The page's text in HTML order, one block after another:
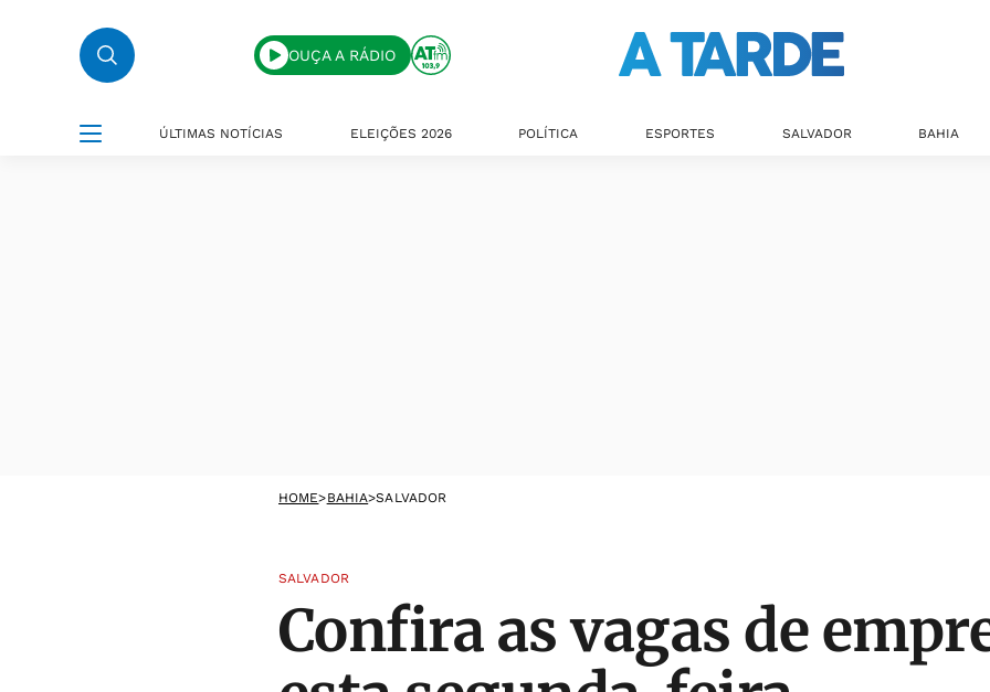
OUÇA A RÁDIO
ÚLTIMAS NOTÍCIAS ELEIÇÕES 2026 POLÍTICA ESPORTES SALVADOR BAHIA
HOME>BAHIA>SALVADOR
SALVADOR
Confira as vagas de